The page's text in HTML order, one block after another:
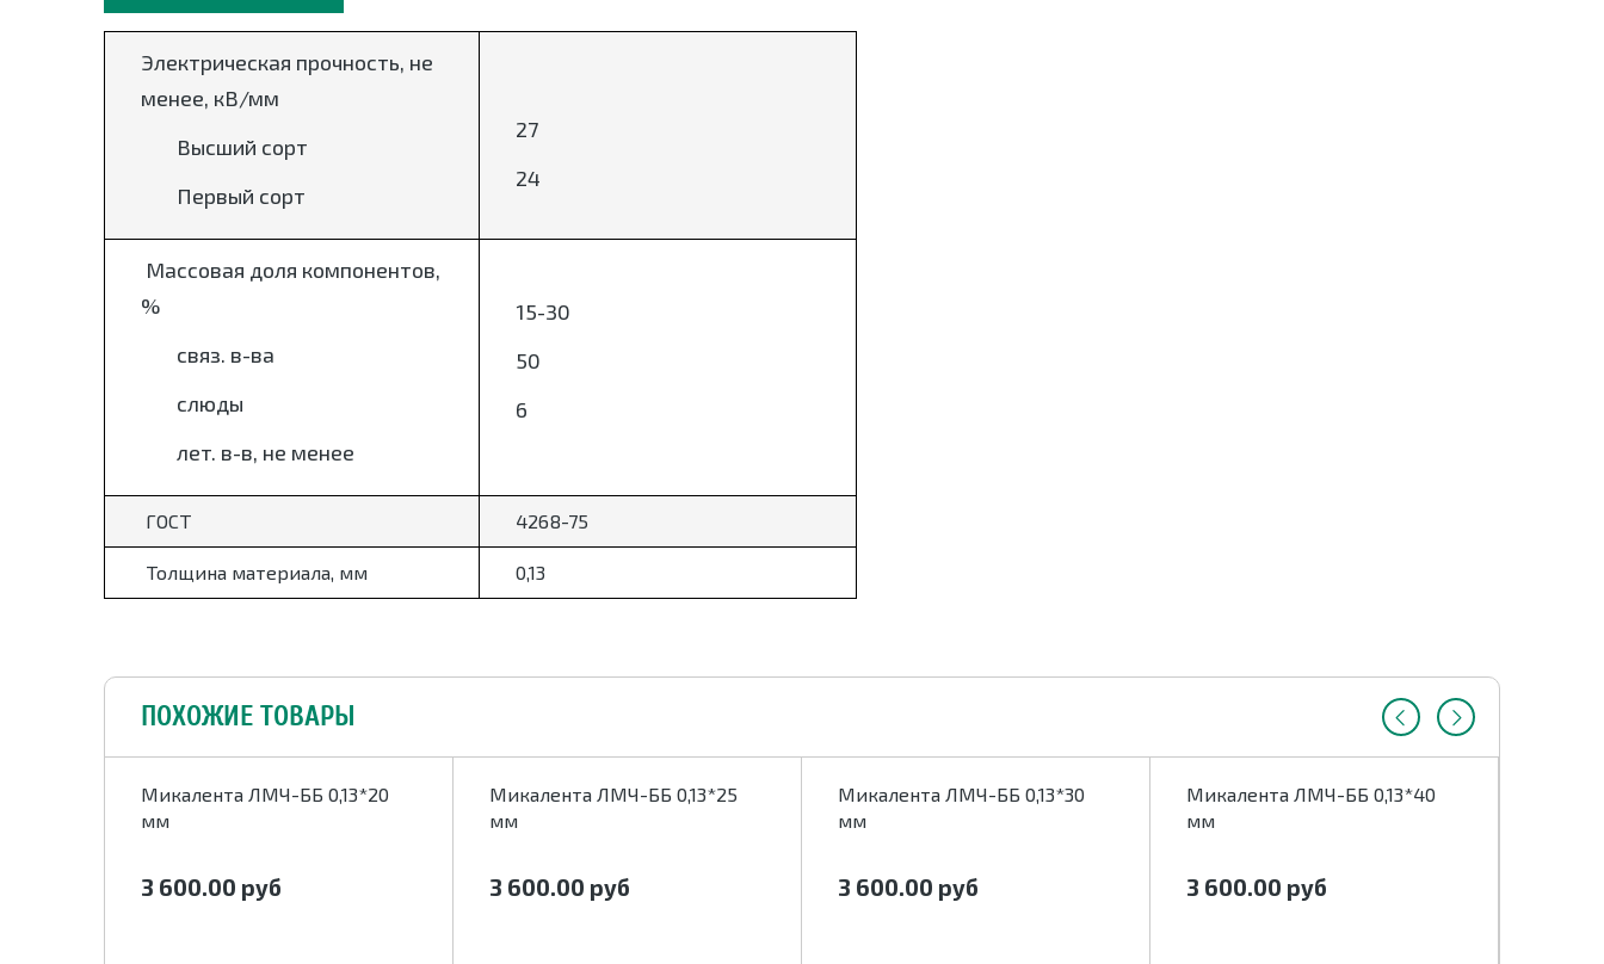
Электрическая прочность, не
менее, кВ/мм
Высший сорт
Первый сорт
27
24
Массовая доля компонентов,
%
связ. в-ва
слюды
лет. в-в, не менее
15-30
50
6
ГОСТ 4268-75
Толщина материала, мм 0,13
ПОХОЖИЕ ТОВАРЫ
Микалента ЛМЧ-ББ 0,13*20
мм
3 600.00 руб
Микалента ЛМЧ-ББ 0,13*25
мм
3 600.00 руб
Микалента ЛМЧ-ББ 0,13*30
мм
3 600.00 руб
Микалента ЛМЧ-ББ 0,13*40
мм
3 600.00 руб